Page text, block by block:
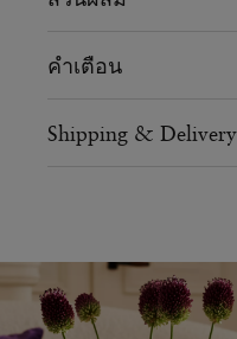
คำเตือน
Shipping & Delivery